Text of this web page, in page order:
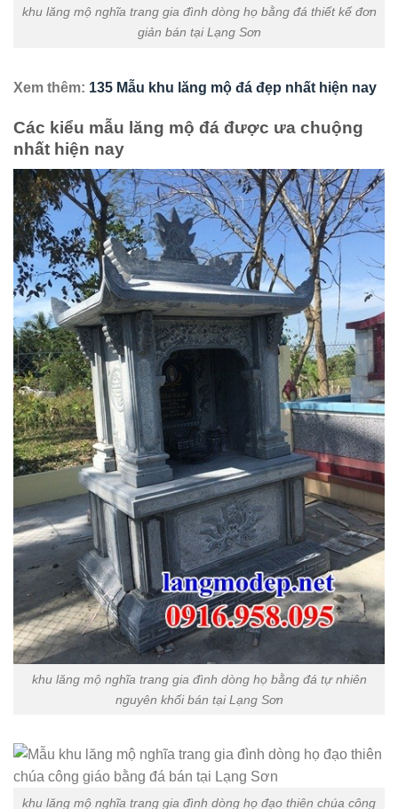
khu lăng mộ nghĩa trang gia đình dòng họ bằng đá thiết kế đơn
giản bán tại Lạng Sơn
Xem thêm: 135 Mẫu khu lăng mộ đá đẹp nhất hiện nay
Các kiểu mẫu lăng mộ đá được ưa chuộng
nhất hiện nay
khu lăng mộ nghĩa trang gia đình dòng họ bằng đá tự nhiên
nguyên khối bán tại Lạng Sơn
khu lăng mộ nghĩa trang gia đình dòng họ đạo thiên chúa công